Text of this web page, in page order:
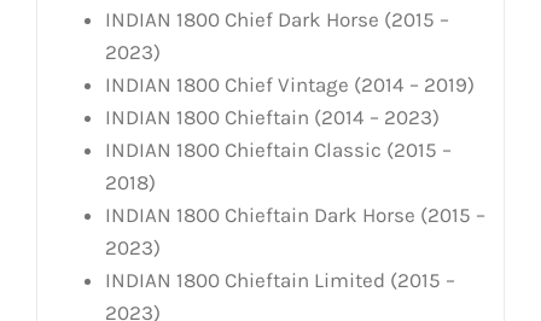
INDIAN 1800 Chief Dark Horse (2015 –
2023)
INDIAN 1800 Chief Vintage (2014 – 2019)
INDIAN 1800 Chieftain (2014 – 2023)
INDIAN 1800 Chieftain Classic (2015 –
2018)
INDIAN 1800 Chieftain Dark Horse (2015 –
2023)
INDIAN 1800 Chieftain Limited (2015 –
2023)